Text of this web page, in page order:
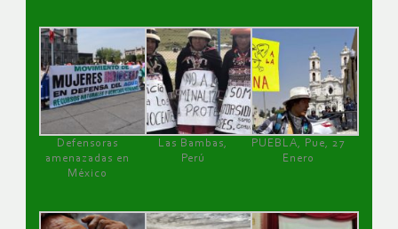
Defensoras
amenazadas en
México
Las Bambas,
Perú
PUEBLA, Pue, 27
Enero